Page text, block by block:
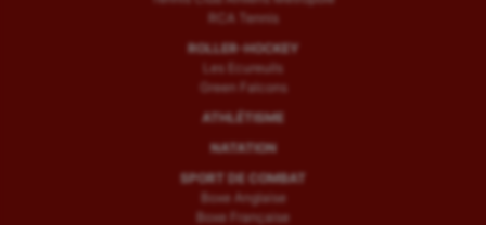
RCA Tennis
ROLLER-HOCKEY
Les Ecureuils
Green Falcons
ATHLÉTISME
NATATION
SPORT DE COMBAT
Boxe Anglaise
Boxe Française